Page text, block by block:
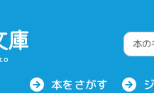
本をさがす